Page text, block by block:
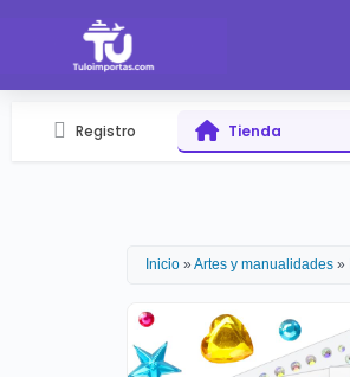
Registro Tienda
Inicio » Artes y manualidades »